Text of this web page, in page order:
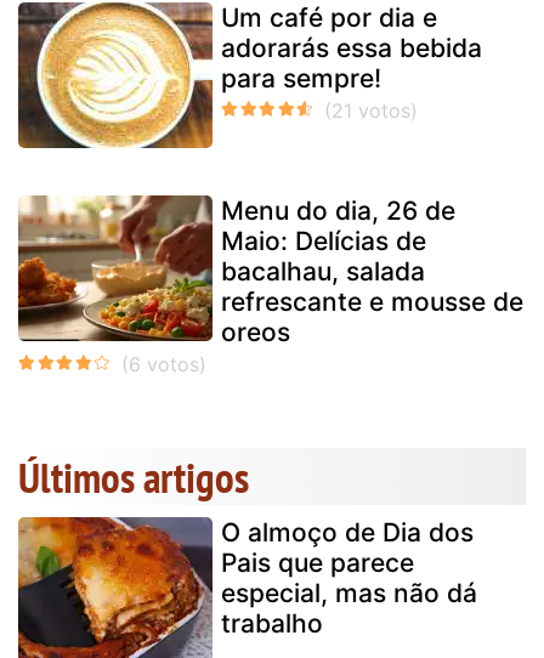
Um café por dia e
adorarás essa bebida
para sempre!
Menu do dia, 26 de
Maio: Delícias de
bacalhau, salada
refrescante e mousse de
oreos
Últimos artigos
O almoço de Dia dos
Pais que parece
especial, mas não dá
trabalho